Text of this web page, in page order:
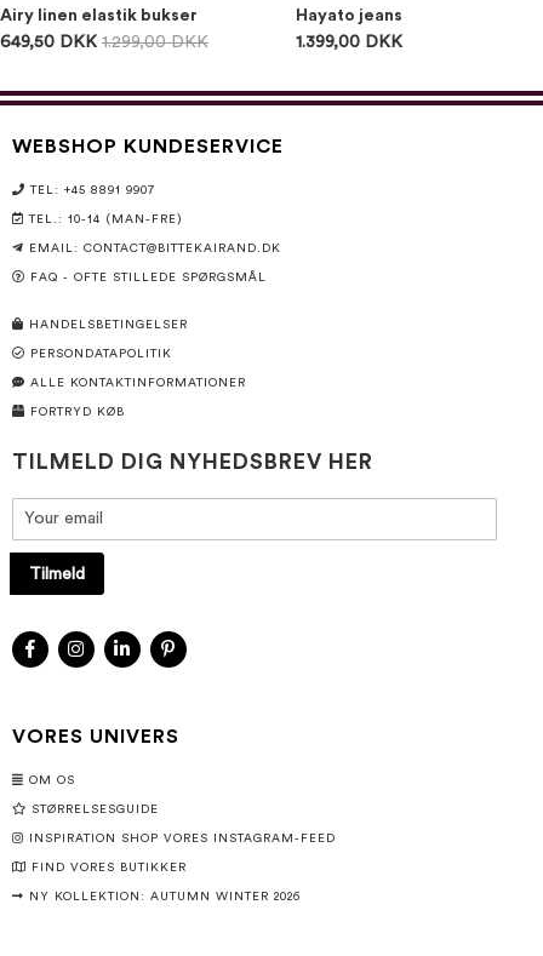
Airy linen elastik bukser
649,50 DKK 1.299,00 DKK
Hayato jeans
1.399,00 DKK
WEBSHOP KUNDESERVICE
TEL: +45 8891 9907
TEL.: 10-14 (MAN-FRE)
EMAIL: CONTACT@BITTEKAIRAND.DK
FAQ - OFTE STILLEDE SPØRGSMÅL
HANDELSBETINGELSER
PERSONDATAPOLITIK
ALLE KONTAKTINFORMATIONER
FORTRYD KØB
TILMELD DIG NYHEDSBREV HER
Tilmeld
VORES UNIVERS
OM OS
STØRRELSESGUIDE
INSPIRATION SHOP VORES INSTAGRAM-FEED
FIND VORES BUTIKKER
NY KOLLEKTION: AUTUMN WINTER 2026